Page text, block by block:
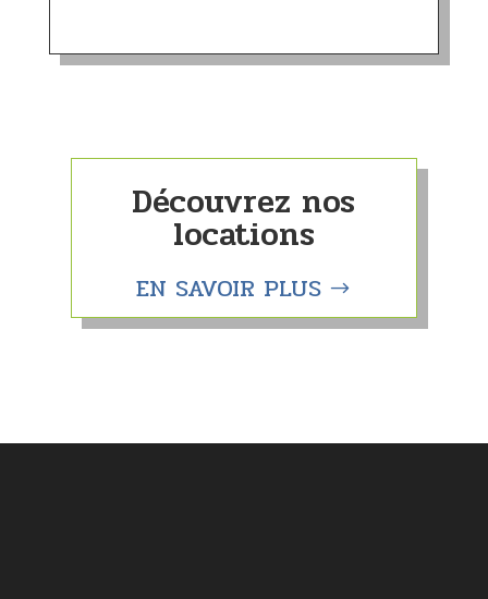
Découvrez nos
locations
EN SAVOIR PLUS